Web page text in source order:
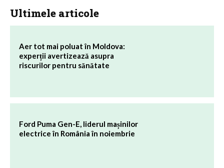
Ultimele articole
Aer tot mai poluat în Moldova:
experții avertizează asupra
riscurilor pentru sănătate
Ford Puma Gen-E, liderul mașinilor
electrice în România în noiembrie